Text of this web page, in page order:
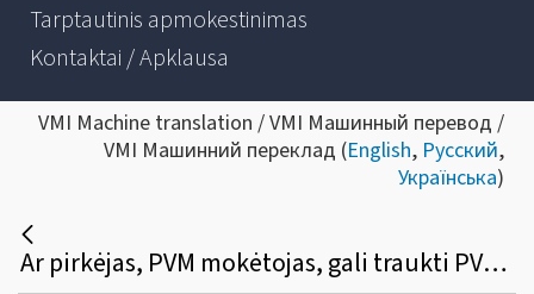
Tarptautinis apmokestinimas
Kontaktai / Apklausa
VMI Machine translation / VMI Машинный перевод /
VMI Машинний переклад (English, Русский,
Українська)
Ar pirkėjas, PVM mokėtojas, gali traukti PVM į atskaitą, jei tiekėjas – PVM mokėtojas, taikantis SVS Lietuvoje, – PVM sąskaitoje faktūroje išskyrė PVM?